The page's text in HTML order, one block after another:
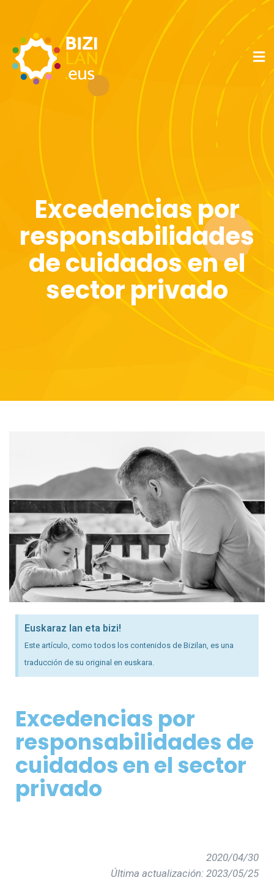
Excedencias por
responsabilidades
de cuidados en el
sector privado
Euskaraz lan eta bizi!
Este artículo, como todos los contenidos de Bizilan, es una
traducción de su original en euskara.
Excedencias por
responsabilidades de
cuidados en el sector
privado
2020/04/30
Última actualización: 2023/05/25